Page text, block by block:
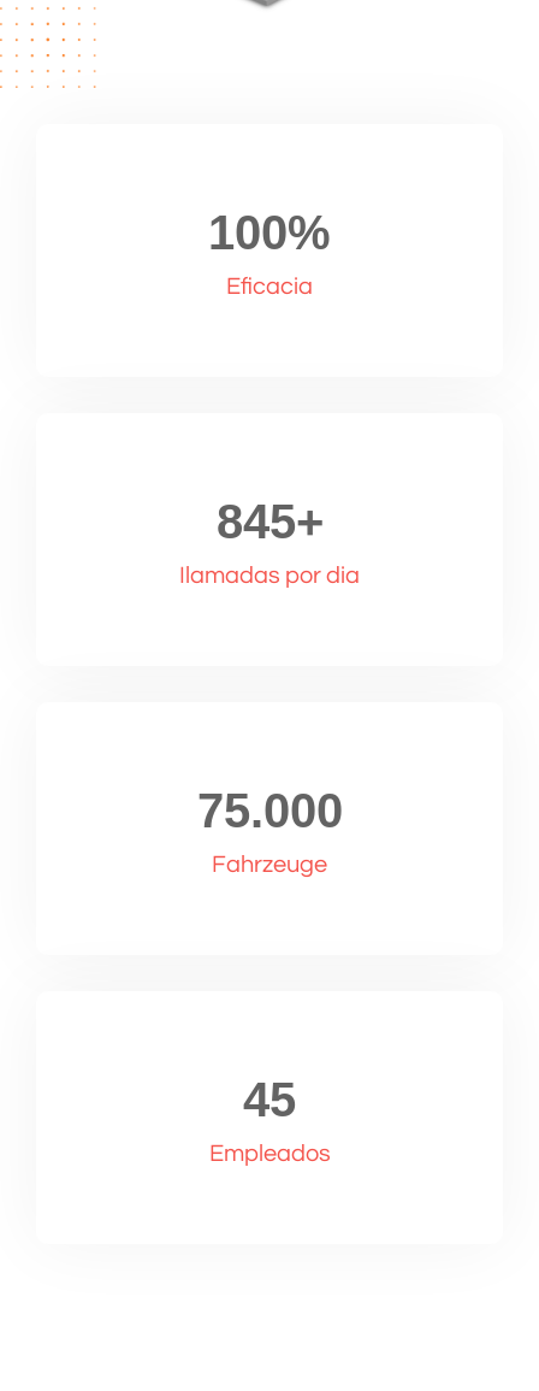
Eficacia
100%
Ilamadas por dia
845+
Fahrzeuge
75.000
Empleados
45